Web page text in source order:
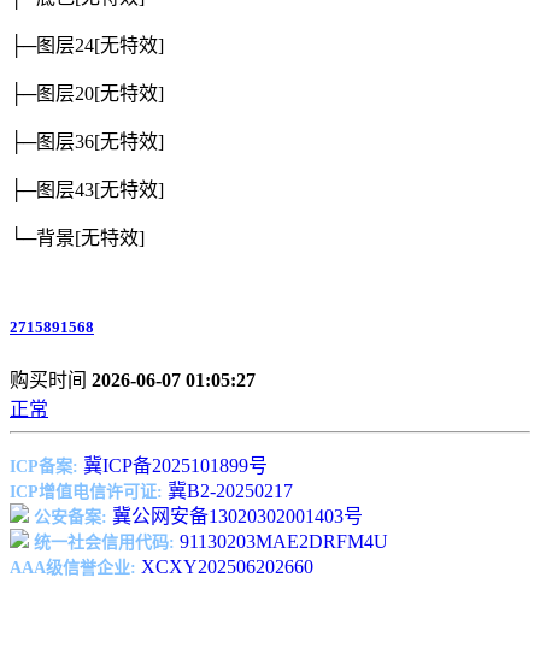
├─图层24[无特效]
├─图层20[无特效]
├─图层36[无特效]
├─图层43[无特效]
└─背景[无特效]
2715891568
购买时间 2026-06-07 01:05:27
正常
ICP备案: 冀ICP备2025101899号
ICP增值电信许可证: 冀B2-20250217
公安备案: 冀公网安备13020302001403号
统一社会信用代码: 91130203MAE2DRFM4U
AAA级信誉企业: XCXY202506202660